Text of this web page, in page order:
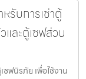
รับการเช่าตู้
และตู้เซฟส่วน
ซฟนิรภัย เพื่อใช้งาน